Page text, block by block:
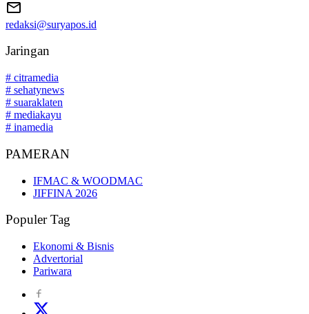
redaksi@suryapos.id
Jaringan
# citramedia
# sehatynews
# suaraklaten
# mediakayu
# inamedia
PAMERAN
IFMAC & WOODMAC
JIFFINA 2026
Populer Tag
Ekonomi & Bisnis
Advertorial
Pariwara